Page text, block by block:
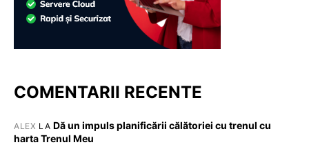
COMENTARII RECENTE
ALEX LA Dă un impuls planificării călătoriei cu trenul cu
harta Trenul Meu